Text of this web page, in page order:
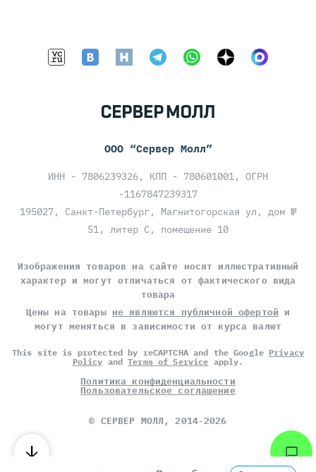
ООО “Сервер Молл”
ИНН - 7806239326, КПП - 780601001, ОГРН
-1167847239317
195027, Санкт-Петербург, Магнитогорская ул, дом №
51, литер С, помещение 10
Изображения товаров на сайте носят иллюстративный
характер и могут отличаться от фактического вида
товара
Цены на товары не являются публичной офертой и
могут меняться в зависимости от курса валют
This site is protected by reCAPTCHA and the Google Privacy
Policy andTerms of Service apply.
Политика конфиденциальности
Пользовательское соглашение
© СЕРВЕР МОЛЛ, 2014-2026